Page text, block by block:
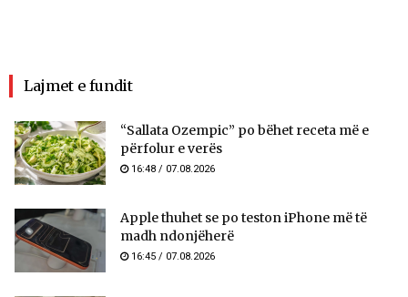
Lajmet e fundit
“Sallata Ozempic” po bëhet receta më e
përfolur e verës
16:48 / 07.08.2026
Apple thuhet se po teston iPhone më të
madh ndonjëherë
16:45 / 07.08.2026